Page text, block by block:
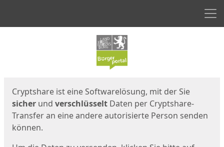
Cryptshare ist eine Softwarelösung, mit der Sie
sicher und verschlüsselt Daten per Cryptshare-
Transfer an eine andere autorisierte Person senden
können.